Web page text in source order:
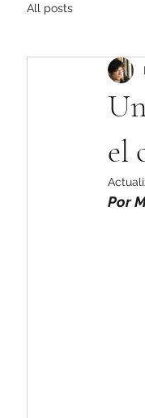
All posts
el
Por